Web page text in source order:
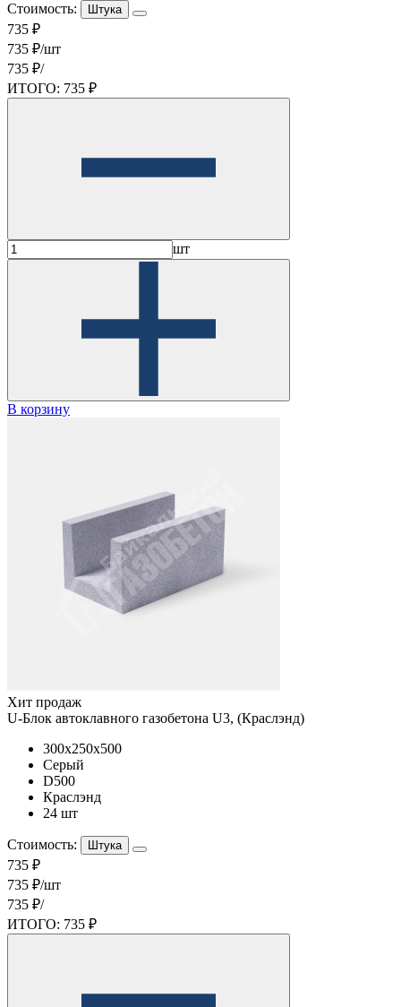
Стоимость: Штука
735 ₽
735 ₽/шт
735 ₽/
ИТОГО: 735 ₽
шт
В корзину
Хит продаж
U-Блок автоклавного газобетона U3, (Краслэнд)
300x250x500
Серый
D500
Краслэнд
24 шт
Стоимость: Штука
735 ₽
735 ₽/шт
735 ₽/
ИТОГО: 735 ₽